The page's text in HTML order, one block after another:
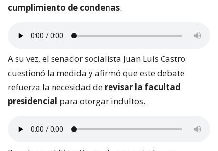
cumplimiento de condenas.
A su vez, el senador socialista Juan Luis Castro
cuestionó la medida y afirmó que este debate
refuerza la necesidad de revisar la facultad
presidencial para otorgar indultos.